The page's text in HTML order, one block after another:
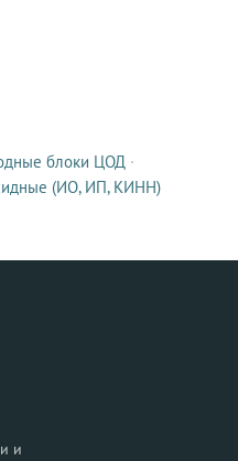
блоки ЦОД ·
(ИО, ИП, КИНН)
и